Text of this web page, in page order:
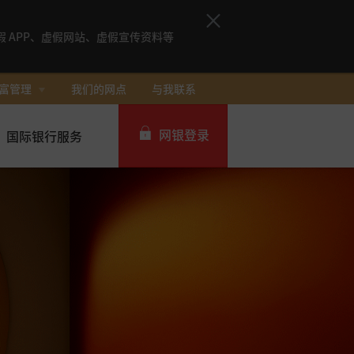
APP、虚假网站、虚假宣传资料等
管理 我们的网点 与我联系
国际银行服务 网银登录